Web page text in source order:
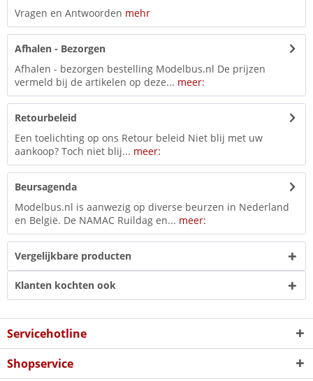
Vragen en Antwoorden mehr
Afhalen - Bezorgen
Afhalen - bezorgen bestelling Modelbus.nl De prijzen
vermeld bij de artikelen op deze... meer:
Retourbeleid
Een toelichting op ons Retour beleid Niet blij met uw
aankoop? Toch niet blij... meer:
Beursagenda
Modelbus.nl is aanwezig op diverse beurzen in Nederland
en België. De NAMAC Ruildag en... meer:
Vergelijkbare producten
Klanten kochten ook
Servicehotline
Shopservice